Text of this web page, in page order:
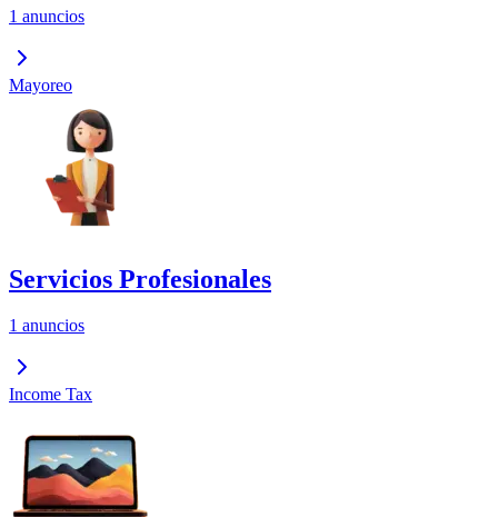
1 anuncios
Mayoreo
Servicios Profesionales
1 anuncios
Income Tax